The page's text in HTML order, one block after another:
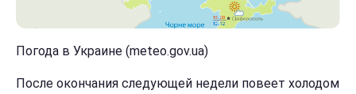
Погода в Украине (meteo.gov.ua)
После окончания следующей недели повеет холодом